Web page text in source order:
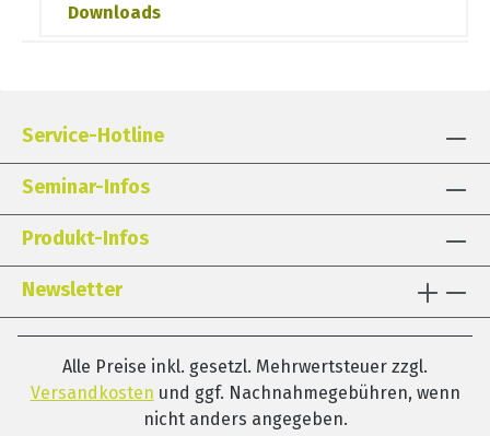
Downloads
Service-Hotline
Seminar-Infos
Produkt-Infos
Newsletter
Alle Preise inkl. gesetzl. Mehrwertsteuer zzgl.
Versandkosten und ggf. Nachnahmegebühren, wenn
nicht anders angegeben.